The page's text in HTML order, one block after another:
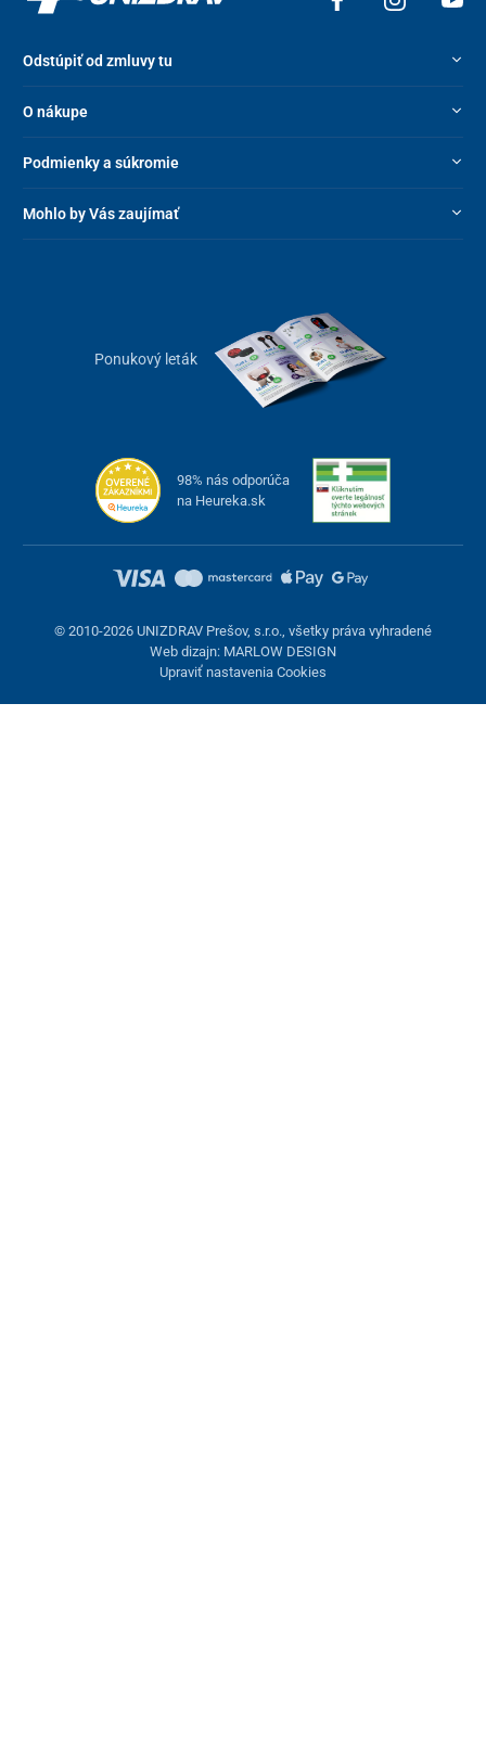
Odstúpiť od zmluvy tu
O nákupe
Podmienky a súkromie
Mohlo by Vás zaujímať
Ponukový leták
98% nás odporúča
na Heureka.sk
© 2010-2026 UNIZDRAV Prešov, s.r.o., všetky práva vyhradené
Web dizajn: MARLOW DESIGN
Upraviť nastavenia Cookies